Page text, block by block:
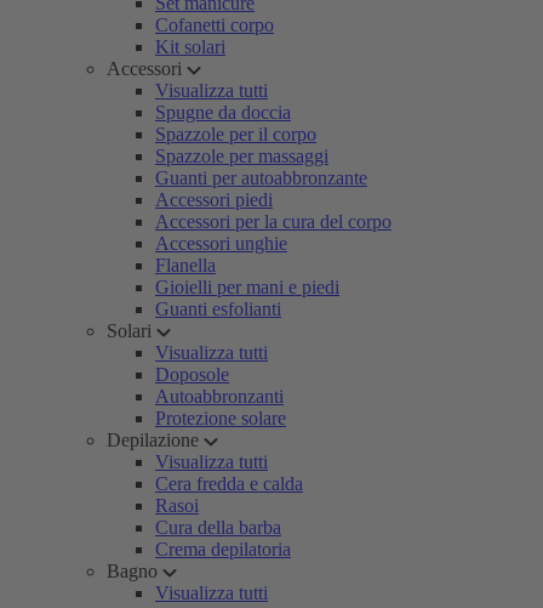
Cofanetti corpo
Kit solari
Accessori
Visualizza tutti
Spugne da doccia
Spazzole per il corpo
Spazzole per massaggi
Guanti per autoabbronzante
Accessori piedi
Accessori per la cura del corpo
Accessori unghie
Flanella
Gioielli per mani e piedi
Guanti esfolianti
Solari
Visualizza tutti
Doposole
Autoabbronzanti
Protezione solare
Depilazione
Visualizza tutti
Cera fredda e calda
Rasoi
Cura della barba
Crema depilatoria
Bagno
Visualizza tutti